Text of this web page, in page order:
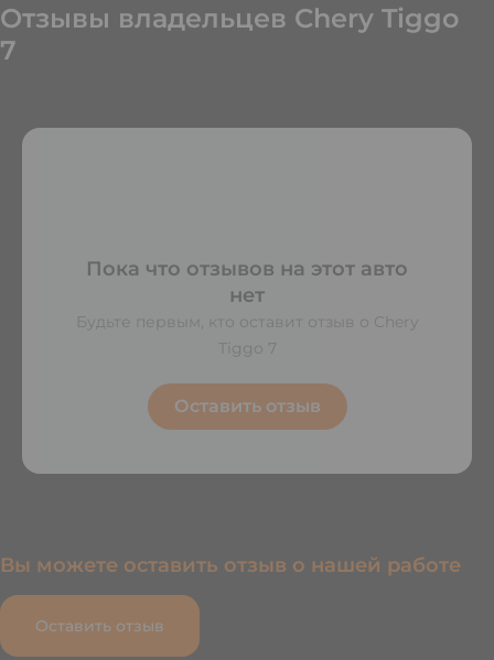
Отзывы владельцев Chery Tiggo
7
Вы можете оставить отзыв о нашей работе
Оставить отзыв
Пока что отзывов на этот авто
нет
Будьте первым, кто оставит отзыв о Chery
Tiggo 7
Оставить отзыв